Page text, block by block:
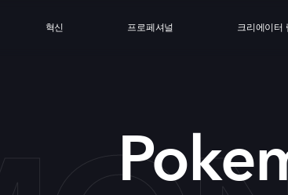
혁신 프로페셔널 크리에이터